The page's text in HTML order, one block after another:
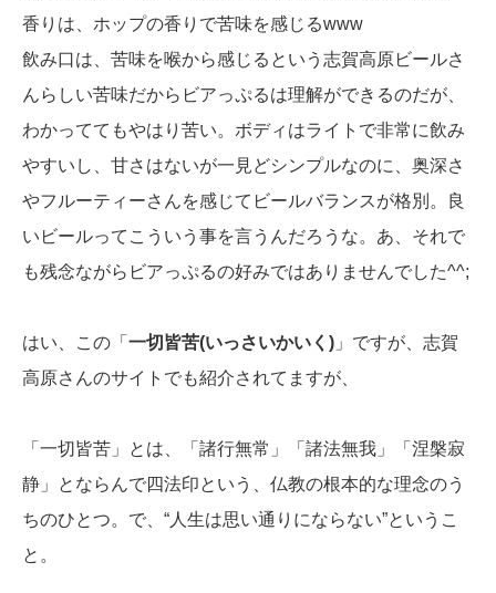
香りは、ホップの香りで苦味を感じるwww
飲み口は、苦味を喉から感じるという志賀高原ビールさ
んらしい苦味だからビアっぷるは理解ができるのだが、
わかっててもやはり苦い。ボディはライトで非常に飲み
やすいし、甘さはないが一見どシンプルなのに、奥深さ
やフルーティーさんを感じてビールバランスが格別。良
いビールってこういう事を言うんだろうな。あ、それで
も残念ながらビアっぷるの好みではありませんでした^^;
はい、この「 一切皆苦(いっさいかいく) 」ですが、志賀
高原さんのサイトでも紹介されてますが、
「一切皆苦」とは、「諸行無常」「諸法無我」「涅槃寂
静」とならんで四法印という、仏教の根本的な理念のう
ちのひとつ。で、“人生は思い通りにならない”というこ
と。